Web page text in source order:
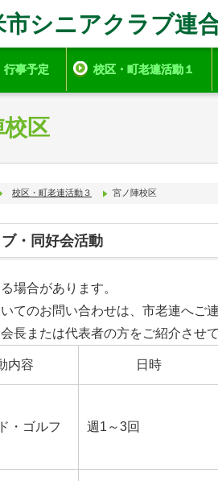
市シニアクラブ連
行事予定 校区・町老連活動１
区
校区・町老連活動３ 宮ノ陣校区
・同好会活動
場合があります。
てのお問い合わせは、市老連へご連
長または代表者の方をご紹介させて
内容 日時
・ゴルフ 週1～3回